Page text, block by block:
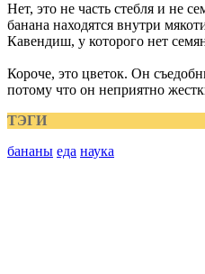
Нет, это не часть стебля и не
банана находятся внутри
Кавендиш, у которого нет
Короче, это цветок. Он
потому что он неприятно
ТЭГИ
бананы еда наука